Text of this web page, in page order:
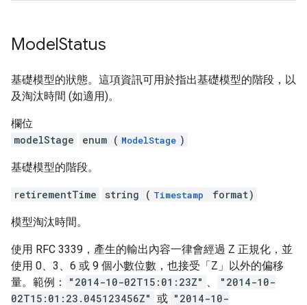
ModelStatus
基礎模型的狀態。這項資訊可用於指出基礎模型的階段，以
及淘汰時間 (如適用)。
欄位
modelStage
enum ( ModelStage )
基礎模型的階段。
retirementTime string ( Timestamp format)
模型淘汰時間。
使用 RFC 3339，產生的輸出內容一律會經過 Z 正規化，並
使用 0、3、6 或 9 個小數位數，也接受「Z」以外的偏移
量。範例：
"2014-10-02T15:01:23Z" 、
"2014-10-
02T15:01:23.045123456Z" 或 "2014-10-